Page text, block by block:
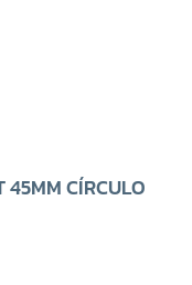
45MM CÍRCULO